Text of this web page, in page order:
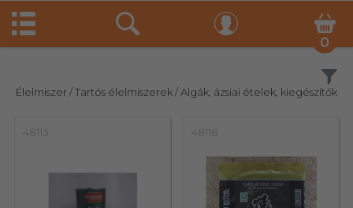
0
Élelmiszer/ Tartós élelmiszerek/ Algák, ázsiai ételek, kiegészítők
48113 48118